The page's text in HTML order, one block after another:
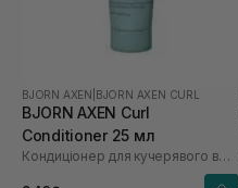
BJORN AXEN BJORN AXEN CURL
BJORN AXEN Curl
Conditioner 25 мл
Кондиціонер для кучерявого волосся